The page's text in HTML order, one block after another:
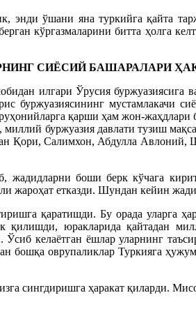
энди ўшани яна туркийга қайта
кўргазмаларини битта ҳолга
СИЁСИЙ БАШАРАЛАРИ
илгари Ўрусия буржуазиясига
буржуазиясининг мустамлакачи
қарши ҳам жон-жаҳдлари
буржуазия давлати тузиш
Салимхон, Абдулла
жадидларни боши берк кўчага
жароҳат етказди. Шундан кейин
қаратишди. Бу орада уларга
юракларида қайтадан
Ўсиб келаётган ёшлар уларнинг
бошқа оврупаликлар Туркияга
сингдиришга ҳаракат қиларди.